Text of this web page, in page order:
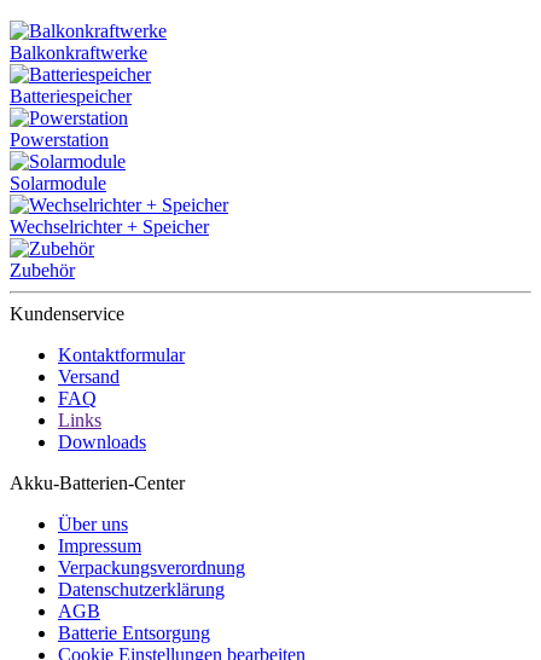
Balkonkraftwerke
Batteriespeicher
Powerstation
Solarmodule
Wechselrichter + Speicher
Zubehör
Kundenservice
Kontaktformular
Versand
FAQ
Links
Downloads
Akku-Batterien-Center
Über uns
Impressum
Verpackungsverordnung
Datenschutzerklärung
AGB
Batterie Entsorgung
Cookie Einstellungen bearbeiten